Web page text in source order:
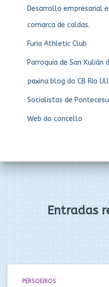
Desarrollo empresarial
comarca de caldas.
Furia Athletic Club
Parroquia de San Xulián
paxina blog do CB Rio
Socialistas de
Web do concello
Entradas
PERSOEIROS